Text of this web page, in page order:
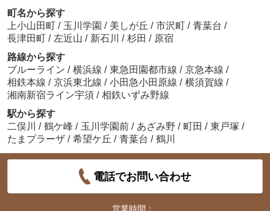
町名から探す
上小山田町 / 玉川学園 / 美しが丘 / 市沢町 / 青葉台 /
長津田町 / 左近山 / 新石川 / 杉田 / 原宿
路線から探す
ブルーライン / 横浜線 / 東急田園都市線 / 京急本線 /
相鉄本線 / 京浜東北線 / 小田急小田原線 / 横須賀線 /
湘南新宿ライン宇須 / 相鉄いずみ野線
駅から探す
二俣川
/ 鶴ケ峰 / 玉川学園前 / あざみ野 / 町田 / 東戸塚 /
たまプラーザ / 希望ケ丘 / 青葉台 / 鶴川
電話でお問い合わせ
営業時間：